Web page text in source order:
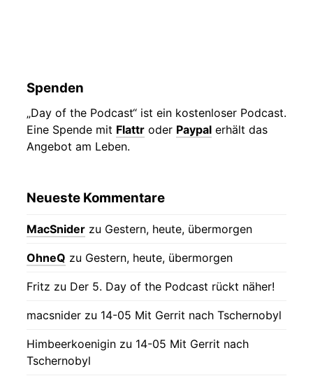
Spenden
„Day of the Podcast“ ist ein kostenloser Podcast.
Eine Spende mit Flattr oder Paypal erhält das
Angebot am Leben.
Neueste Kommentare
MacSnider zu Gestern, heute, übermorgen
OhneQ zu Gestern, heute, übermorgen
Fritz zu Der 5. Day of the Podcast rückt näher!
macsnider zu 14-05 Mit Gerrit nach Tschernobyl
Himbeerkoenigin zu 14-05 Mit Gerrit nach
Tschernobyl